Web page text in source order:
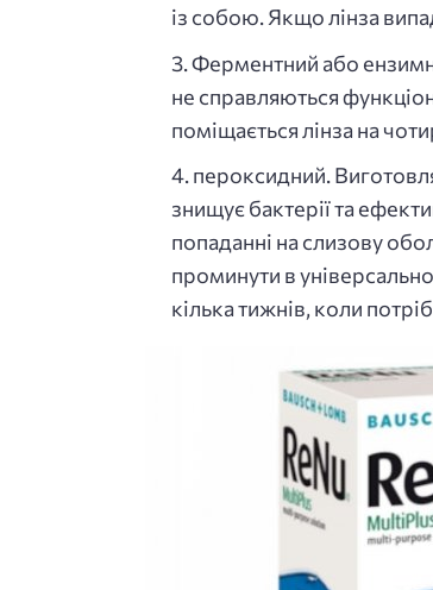
із собою. Якщо лінза
Ферментний або
не справляються
поміщається лінза на
пероксидний.
знищує бактерії та
попаданні на слизову
проминути в
кілька тижнів, коли